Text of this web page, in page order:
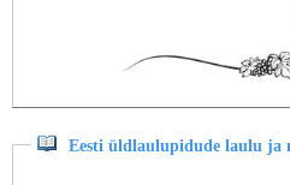
Eesti üldlaulupidude laulu ja